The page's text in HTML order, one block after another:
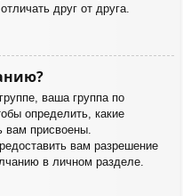
друг от друга.
ваша группа по
определить, какие
вам присвоены.
вам разрешение
в личном разделе.